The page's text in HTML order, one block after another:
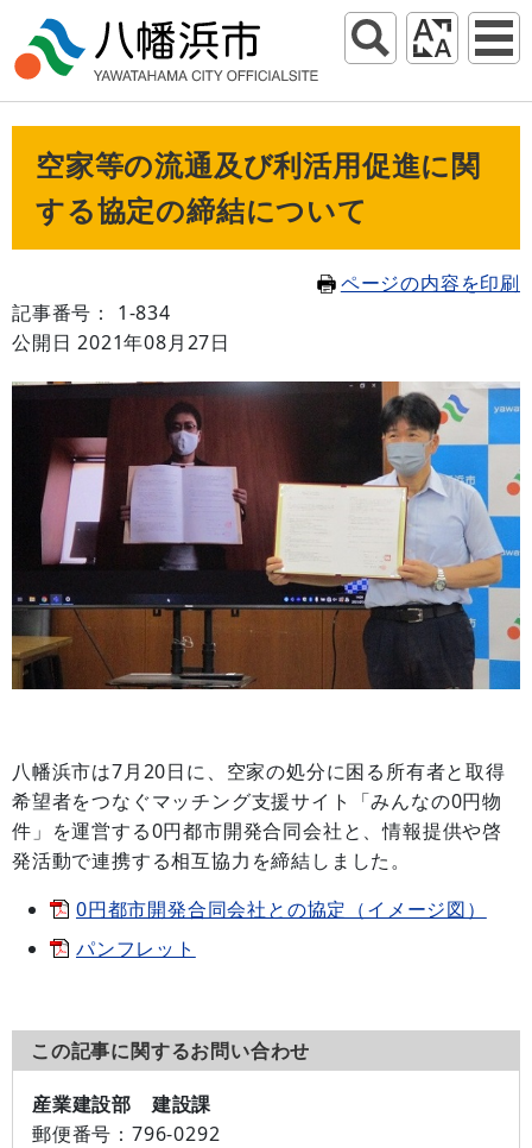
空家等の流通及び利活用促進に関
する協定の締結について
ページの内容を印刷
記事番号： 1-834
公開日 2021年08月27日
八幡浜市は7月20日に、空家の処分に困る所有者と取得
希望者をつなぐマッチング支援サイト「みんなの0円物
件」を運営する0円都市開発合同会社と、情報提供や啓
発活動で連携する相互協力を締結しました。
0円都市開発合同会社との協定（イメージ図）
パンフレット
この記事に関するお問い合わせ
産業建設部 建設課
郵便番号： 796-0292